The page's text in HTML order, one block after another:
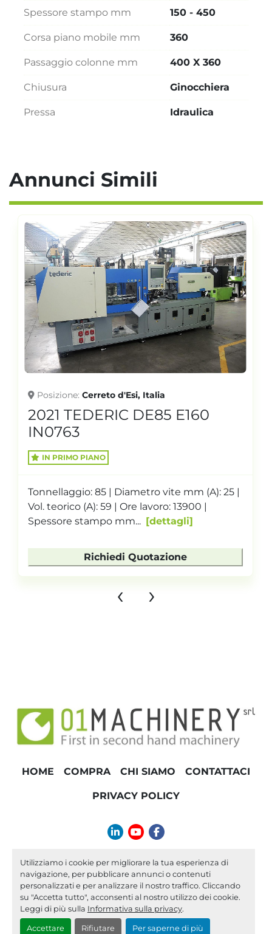
Utilizziamo i cookie per migliorare la tua esperienza di
navigazione, per pubblicare annunci o contenuti
personalizzati e per analizzare il nostro traffico. Cliccando
su "Accetta tutto", acconsenti al nostro utilizzo dei cookie.
Leggi di più sulla Informativa sulla privacy.
Accettare Rifiutare Per saperne di più
Spessore stampo mm 150 - 450
Corsa piano mobile mm 360
Passaggio colonne mm 400 X 360
Chiusura Ginocchiera
Pressa Idraulica
Annunci Simili
Posizione Cerreto d'Esi, Italia
2021 TEDERIC DE85 E160
IN0763
IN PRIMO PIANO
Tonnellaggio: 85 | Diametro vite mm (A): 25 |
Vol. teorico (A): 59 | Ore lavoro: 13900 |
Spessore stampo mm...
dettagli
Richiedi Quotazione
‹ ›
HOME COMPRA CHI SIAMO CONTATTACI
PRIVACY POLICY
linkedinyoutubefacebook
info@01machinery.com
Machinio Systemsito web diMachinio
Personalizza le preferenze sui Cookies